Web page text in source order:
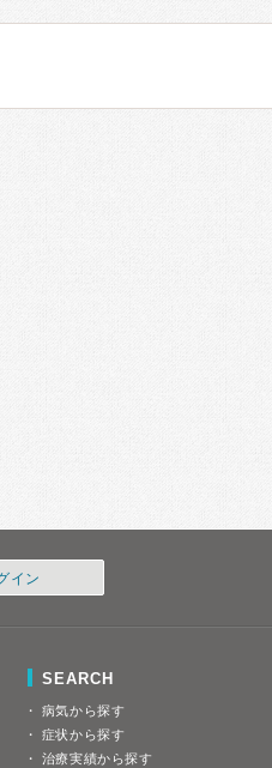
イン
SEARCH
病気から探す
症状から探す
治療実績から探す